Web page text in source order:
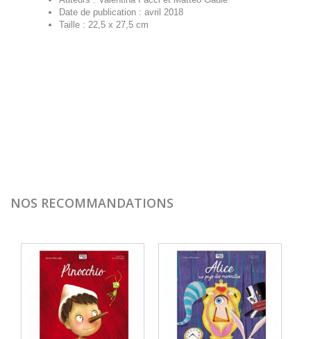
Date de publication : avril 2018
Taille : 22,5 x 27,5 cm
NOS RECOMMANDATIONS